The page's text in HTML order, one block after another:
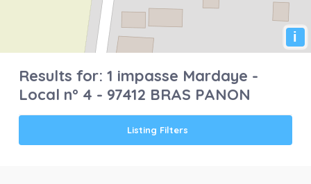
i
Results for:1 impasse Mardaye -
Local n° 4 - 97412 BRAS PANON
Listing Filters